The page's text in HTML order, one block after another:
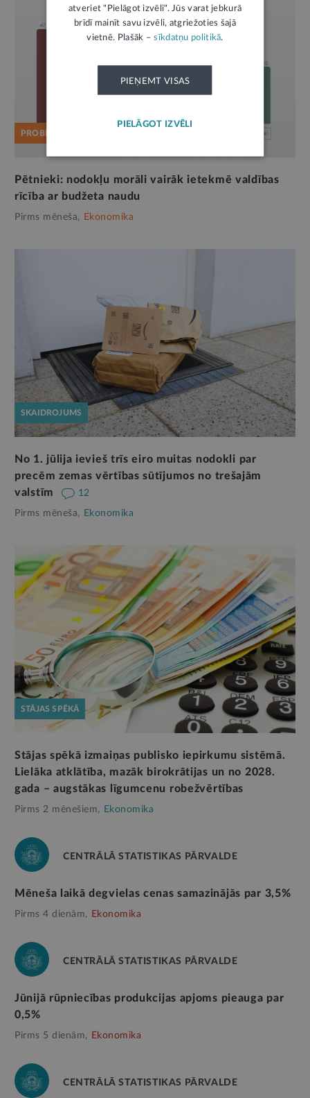
PROBLĒMA
Pētnieki: nodokļu morāli vairāk ietekmē valdības
rīcība ar budžeta naudu
Pirms mēneša, Ekonomika
SKAIDROJUMS
No 1. jūlija ievieš trīs eiro muitas nodokli par
precēm zemas vērtības sūtījumos no trešajām
valstīm
12
Pirms mēneša, Ekonomika
STĀJAS SPĒKĀ
Stājas spēkā izmaiņas publisko iepirkumu sistēmā.
Lielāka atklātība, mazāk birokrātijas un no 2028.
gada – augstākas līgumcenu robežvērtības
Pirms 2 mēnešiem, Ekonomika
CENTRĀLĀ STATISTIKAS PĀRVALDE
Mēneša laikā degvielas cenas samazinājās par 3,5%
Pirms 4 dienām, Ekonomika
CENTRĀLĀ STATISTIKAS PĀRVALDE
Jūnijā rūpniecības produkcijas apjoms pieauga par
0,5%
Pirms 5 dienām, Ekonomika
CENTRĀLĀ STATISTIKAS PĀRVALDE
atveriet "Pielāgot izvēli". Jūs varat jebkurā
brīdī mainīt savu izvēli, atgriežoties šajā
vietnē. Plašāk –sīkdatņu politikā.
PIEŅEMT VISAS
PIELĀGOT IZVĒLI